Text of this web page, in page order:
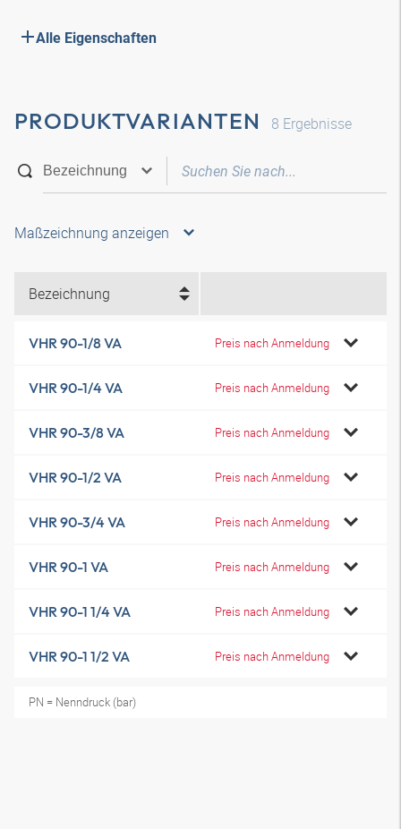
Alle Eigenschaften
PRODUKTVARIANTEN 8 Ergebnisse
Maßzeichnung anzeigen
Bezeichnung
VHR 90-1/8 VA Preis nach Anmeldung
VHR 90-1/4 VA Preis nach Anmeldung
VHR 90-3/8 VA Preis nach Anmeldung
VHR 90-1/2 VA Preis nach Anmeldung
VHR 90-3/4 VA Preis nach Anmeldung
VHR 90-1 VA Preis nach Anmeldung
VHR 90-1 1/4 VA Preis nach Anmeldung
VHR 90-1 1/2 VA Preis nach Anmeldung
PN = Nenndruck (bar)